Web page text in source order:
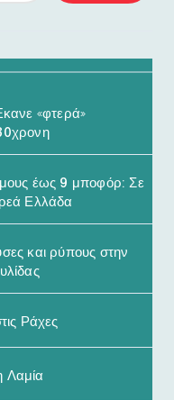
«φτερά»
έως 9 μποφόρ: Σε
Ελλάδα
και ρύπους στην
Ράχες
Λαμία